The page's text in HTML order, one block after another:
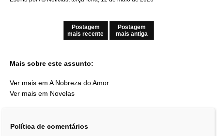
Postagem
mais recente
Postagem
mais antiga
Mais sobre este assunto:
Ver mais em A Nobreza do Amor
Ver mais em Novelas
Política de comentários